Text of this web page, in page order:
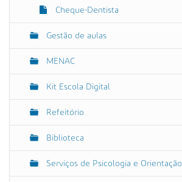
Cheque-Dentista
Gestão de aulas
MENAC
Kit Escola Digital
Refeitório
Biblioteca
Serviços de Psicologia e Orientação